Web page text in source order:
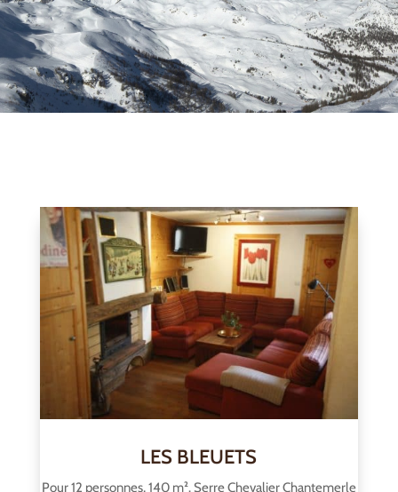
LES BLEUETS
Pour 12 personnes, 140 m². Serre Chevalier Chantemerle